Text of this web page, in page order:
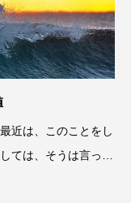
近は、このことをし
ては、そうは言って